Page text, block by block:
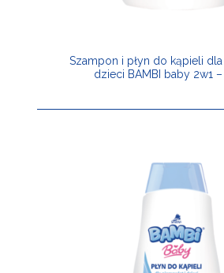
Szampon i płyn do kąpieli
dzieci BAMBI baby 2w1